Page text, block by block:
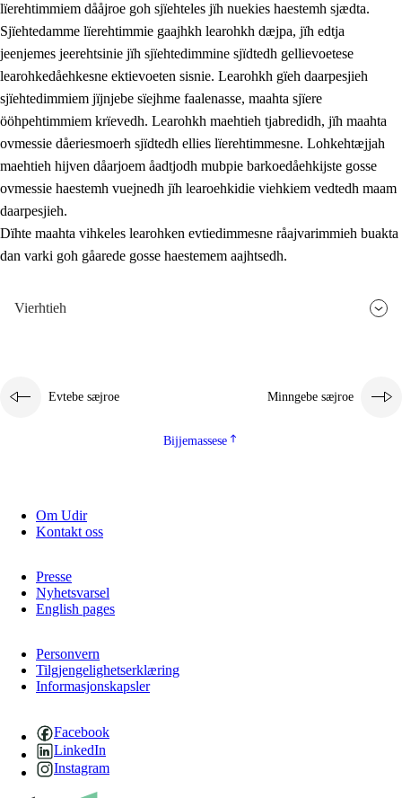
lïerehtimmiem dååjroe goh sjïehteles jïh nuekies haestemh sjædta.
Sjïehtedamme lïerehtimmie gaajhkh learohkh dæjpa, jïh edtja
jeenjemes jeerehtsinie jïh sjïehtedimmine sjïdtedh gellievoetese
learohkedåehkesne ektievoeten sisnie. Learohkh gïeh daarpesjieh
sjïehtedimmiem jïjnjebe sïejhme faalenasse, maahta sjïere
ööhpehtimmiem krïevedh. Learohkh maehtieh tjabredidh, jïh maahta
ovmessie dåeriesmoerh sjïdtedh ellies lïerehtimmesne. Lohkehtæjjah
maehtieh hijven dåarjoem åadtjodh mubpie barkoedåehkijste gosse
ovmessie haestemh vuejnedh jïh learoehkidie viehkiem vedtedh maam
daarpesjieh.
Dïhte maahta vihkeles learohken evtiedimmesne råajvarimmieh buakta
dan varki goh gåarede gosse haestemem aajhtsedh.
Vierhtieh
Evtebe sæjroe Minngebe sæjroe
Bijjemassese
Om Udir
Kontakt oss
Presse
Nyhetsvarsel
English pages
Personvern
Tilgjengelighetserklæring
Informasjonskapsler
Facebook
LinkedIn
Instagram